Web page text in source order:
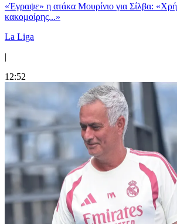
«Έγραψε» η ατάκα Μουρίνιο για Σίλβα:
κακομοίρης...»
La Liga
|
12:52